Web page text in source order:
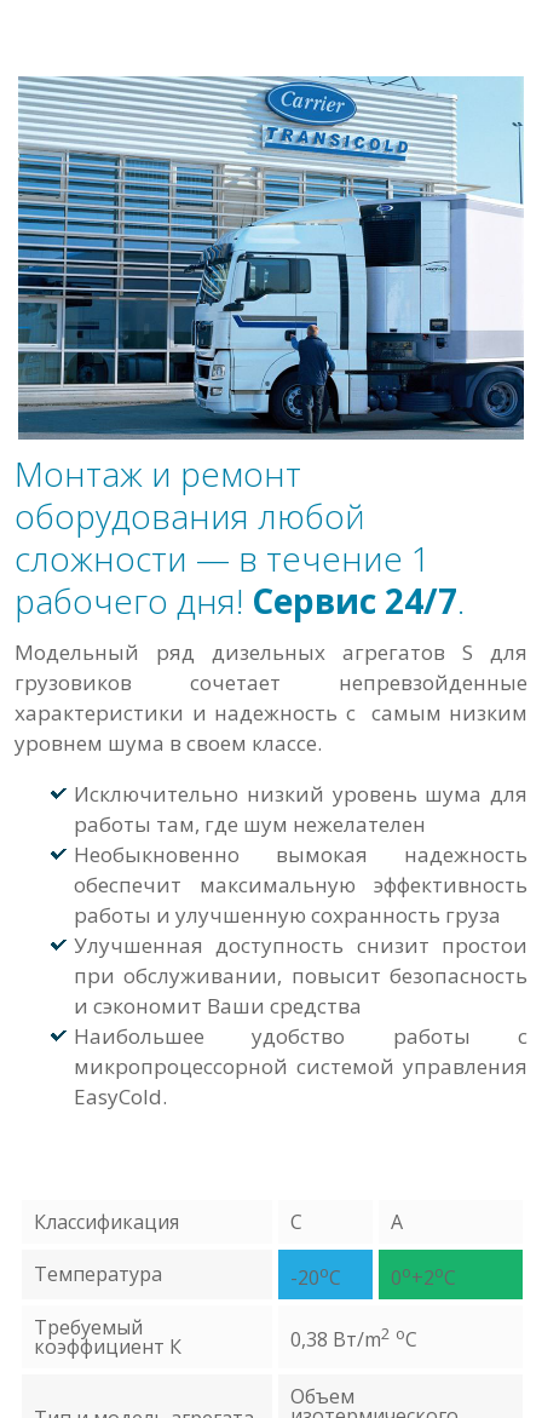
Монтаж и ремонт
оборудования любой
сложности — в течение 1
рабочего дня! Сервис 24/7.
Модельный ряд дизельных агрегатов S для
грузовиков сочетает непревзойденные
характеристики и надежность с самым низким
уровнем шума в своем классе.
Исключительно низкий уровень шума для
работы там, где шум нежелателен
Необыкновенно вымокая надежность
обеспечит максимальную эффективность
работы и улучшенную сохранность груза
Улучшенная доступность снизит простои
при обслуживании, повысит безопасность
и сэкономит Ваши средства
Наибольшее удобство работы с
микропроцессорной системой управления
EasyCold.
Классификация С
А
Температура
-20oC 0o+2oC
Требуемый
коэффициент К 0,38 Вт/m2 oC
Объем